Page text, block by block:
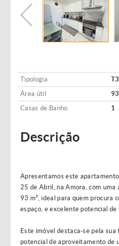
Tipologia
T3
Área útil
Casas de Banho
1
Descrição
Apresentamos este
25 de Abril, na Amora, com uma
93 m², ideal para quem procura
espaço, e excelente potencial de
Este imóvel destaca-se pela
potencial de aproveitamento de